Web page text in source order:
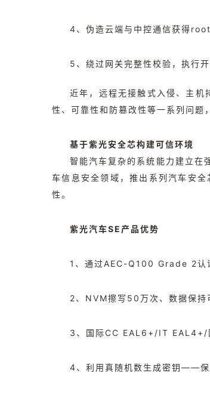
4、伪造云端与中控通信获得
5、绕过网关完整性校验，执行
近年，远程无接触式入侵、主
性、可靠性和防篡改性等一系列问题
基于紫光安全芯构建可信环境
智能汽车复杂的系统能力建立在
车信息安全领域，推出系列汽车安
性。
紫光汽车SE产品优势
1、通过AEC-Q100 Grade 2认
2、NVM擦写50万次、数据保
3、国际CC EAL6+/IT EAL4+/
4、利用真随机数生成密钥——保